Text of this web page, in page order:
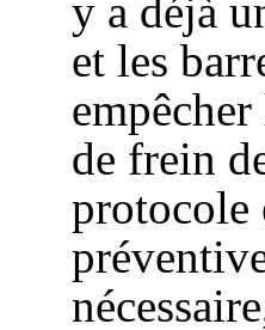
y a déjà
et les
de frein
protocole